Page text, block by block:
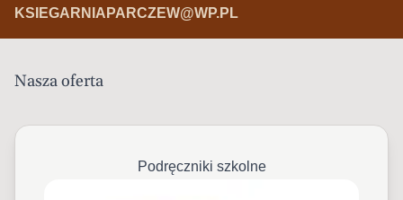
KSIEGARNIAPARCZEW@WP.PL
Nasza oferta
Podręczniki szkolne